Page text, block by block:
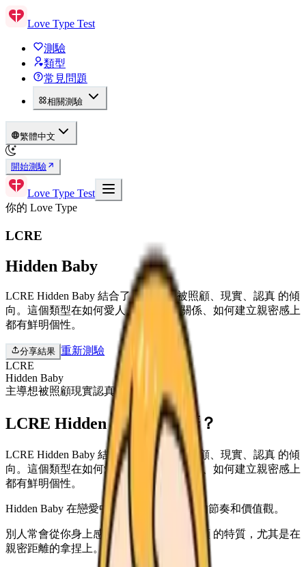
Love Type Test
測驗
類型
常見問題
相關測驗
繁體中文
開始測驗
Love Type Test
你的 Love Type
LCRE
Hidden Baby
LCRE Hidden Baby 結合了 主導、想被照顧、現實、認真 的傾
向。這個類型在如何愛人、如何選擇關係、如何建立親密感上
都有鮮明個性。
分享結果 重新測驗
LCRE
Hidden Baby
主導想被照顧現實認真
LCRE Hidden Baby 是什麼？
LCRE Hidden Baby 結合了 主導、想被照顧、現實、認真 的傾
向。這個類型在如何愛人、如何選擇關係、如何建立親密感上
都有鮮明個性。
Hidden Baby 在戀愛中也很容易展現自己的節奏和價值觀。
別人常會從你身上感受到 主導 與 想被照顧 的特質，尤其是在
親密距離的拿捏上。